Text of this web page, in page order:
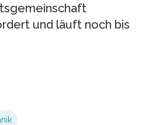
und läuft noch bis